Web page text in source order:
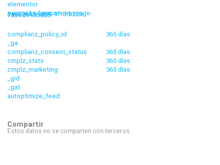
elementor
persist:hs-beacon-message-1ae02e91-5865-4f13-b220-7daed946ba25
complianz_policy_id
365 días
_ga
complianz_consent_status
365 días
cmplz_stats
365 días
cmplz_marketing
365 días
_gid
_gat
autoptimize_feed
Compartir
Estos datos no se comparten con terceros.